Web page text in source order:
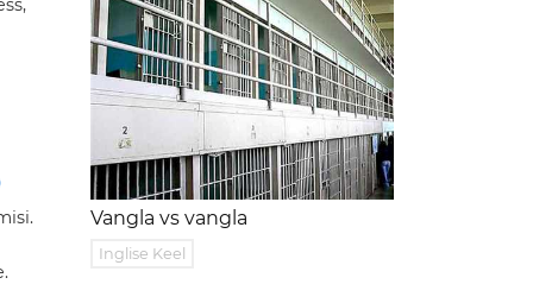
Vangla vs vangla
Inglise Keel